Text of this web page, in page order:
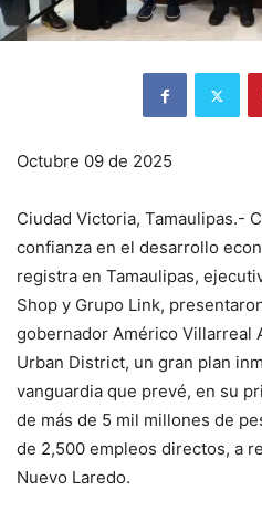
Octubre 09 de 2025
Ciudad Victoria, Tamaulipas.-
confianza en el desarrollo
registra en Tamaulipas,
Shop y Grupo Link,
gobernador Américo Villarreal
Urban District, un gran plan
vanguardia que prevé, en su
de más de 5 mil millones de
de 2,500 empleos directos, a
Nuevo Laredo.